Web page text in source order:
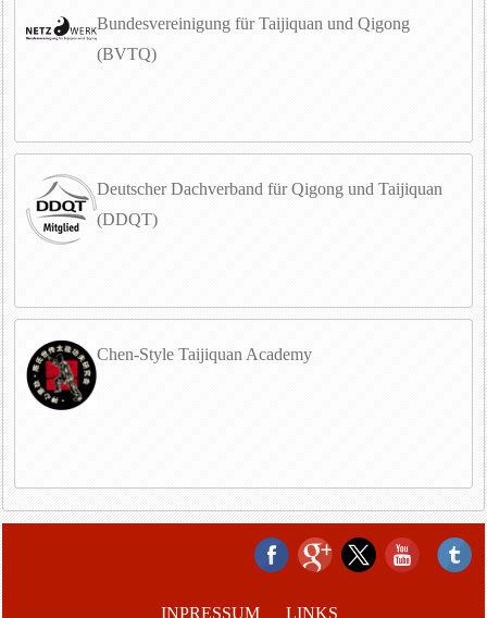
Bundesvereinigung für Taijiquan und Qigong
(BVTQ)
Deutscher Dachverband für Qigong und Taijiquan
(DDQT)
Chen-Style Taijiquan Academy
INPRESSUM LINKS